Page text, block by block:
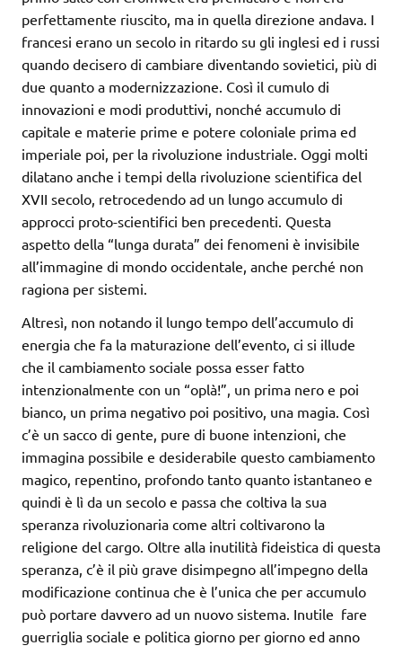
perfettamente riuscito, ma in quella direzione andava. I
francesi erano un secolo in ritardo su gli inglesi ed i russi
quando decisero di cambiare diventando sovietici, più di
due quanto a modernizzazione. Così il cumulo di
innovazioni e modi produttivi, nonché accumulo di
capitale e materie prime e potere coloniale prima ed
imperiale poi, per la rivoluzione industriale. Oggi molti
dilatano anche i tempi della rivoluzione scientifica del
XVII secolo, retrocedendo ad un lungo accumulo di
approcci proto-scientifici ben precedenti. Questa
aspetto della “lunga durata” dei fenomeni è invisibile
all’immagine di mondo occidentale, anche perché non
ragiona per sistemi.
Altresì, non notando il lungo tempo dell’accumulo di
energia che fa la maturazione dell’evento, ci si illude
che il cambiamento sociale possa esser fatto
intenzionalmente con un “oplà!”, un prima nero e poi
bianco, un prima negativo poi positivo, una magia. Così
c’è un sacco di gente, pure di buone intenzioni, che
immagina possibile e desiderabile questo cambiamento
magico, repentino, profondo tanto quanto istantaneo e
quindi è lì da un secolo e passa che coltiva la sua
speranza rivoluzionaria come altri coltivarono la
religione del cargo. Oltre alla inutilità fideistica di questa
speranza, c’è il più grave disimpegno all’impegno della
modificazione continua che è l’unica che per accumulo
può portare davvero ad un nuovo sistema. Inutile fare
guerriglia sociale e politica giorno per giorno ed anno